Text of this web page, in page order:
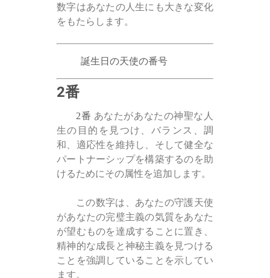
数字はあなたの人生にも大きな変化
をもたらします。
誕生日の天使の番号
2番
2番 あなたがあなたの神聖な人
生の目的を見つけ、バランス、調
和、適応性を維持し、そして健全な
パートナーシップを構築するのを助
けるためにその属性を追加します。
この数字は、あなたの守護天使
があなたの完璧主義の気質をあなた
が望むものを達成することに置き、
精神的な成長と神秘主義を見つける
ことを強調していることを示してい
ます。